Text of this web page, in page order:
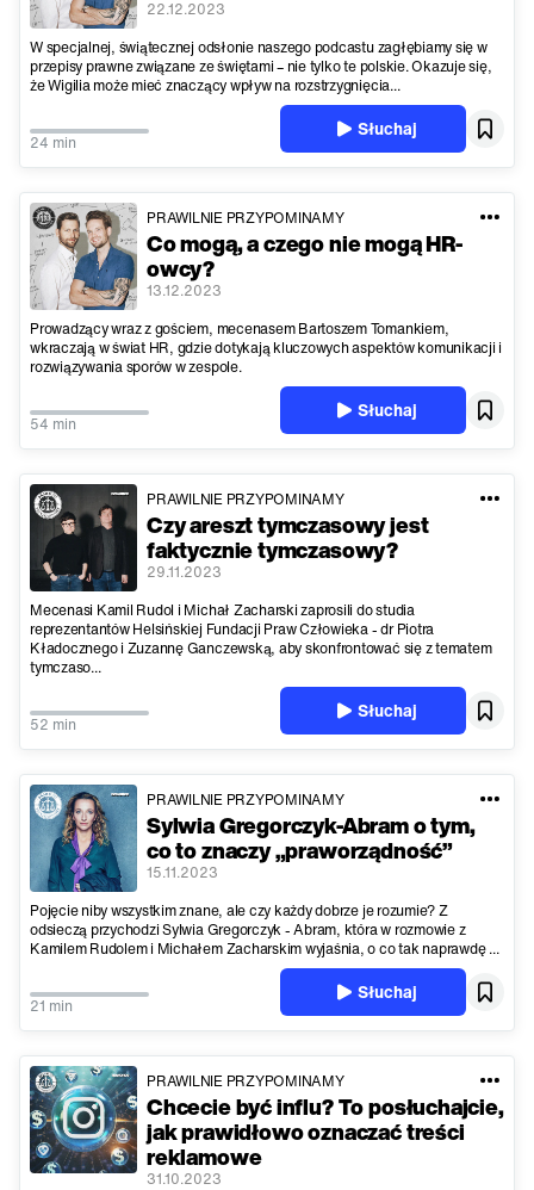
22.12.2023
W specjalnej, świątecznej odsłonie naszego podcastu zagłębiamy się w
przepisy prawne związane ze świętami – nie tylko te polskie. Okazuje się,
że Wigilia może mieć znaczący wpływ na rozstrzygnięcia...
24 min
Słuchaj
PRAWILNIE PRZYPOMINAMY
Co mogą, a czego nie mogą HR-
owcy?
13.12.2023
Prowadzący wraz z gościem, mecenasem Bartoszem Tomankiem,
wkraczają w świat HR, gdzie dotykają kluczowych aspektów komunikacji i
rozwiązywania sporów w zespole.
54 min
Słuchaj
PRAWILNIE PRZYPOMINAMY
Czy areszt tymczasowy jest
faktycznie tymczasowy?
29.11.2023
Mecenasi Kamil Rudol i Michał Zacharski zaprosili do studia
reprezentantów Helsińskiej Fundacji Praw Człowieka - dr Piotra
Kładocznego i Zuzannę Ganczewską, aby skonfrontować się z tematem
tymczaso...
52 min
Słuchaj
PRAWILNIE PRZYPOMINAMY
Sylwia Gregorczyk-Abram o tym,
co to znaczy „praworządność”
15.11.2023
Pojęcie niby wszystkim znane, ale czy każdy dobrze je rozumie? Z
odsieczą przychodzi Sylwia Gregorczyk - Abram, która w rozmowie z
Kamilem Rudolem i Michałem Zacharskim wyjaśnia, o co tak naprawdę ...
21 min
Słuchaj
PRAWILNIE PRZYPOMINAMY
Chcecie być influ? To posłuchajcie,
jak prawidłowo oznaczać treści
reklamowe
31.10.2023